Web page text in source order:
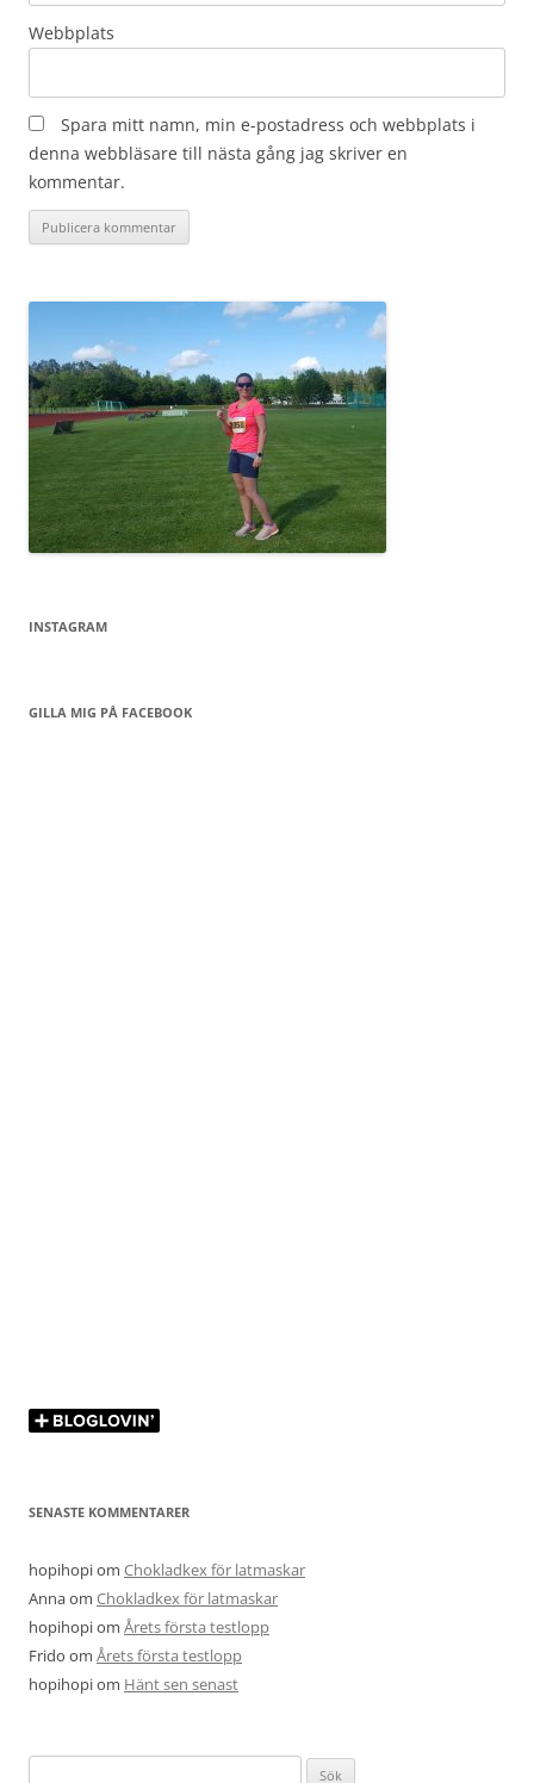
Webbplats
Spara mitt namn, min e-postadress och webbplats i
denna webbläsare till nästa gång jag skriver en
kommentar.
INSTAGRAM
GILLA MIG PÅ FACEBOOK
SENASTE KOMMENTARER
hopihopiom Chokladkex för latmaskar
Annaom Chokladkex för latmaskar
hopihopiom Årets första testlopp
Frido om Årets första testlopp
hopihopiom Hänt sen senast